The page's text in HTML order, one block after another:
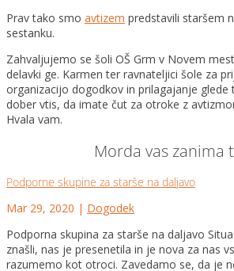
Prav tako smo avtizem predstavili staršem
sestanku.
Zahvaljujemo se šoli OŠ Grm v Novem
delavki ge. Karmen ter ravnateljici šole za
organizacijo dogodkov in prilagajanje glede
dober vtis, da imate čut za otroke z
Hvala vam.
Morda vas zanima
Podporne skupine za starše na daljavo
Mar 29, 2020 | Dogodek
Podporna skupina za starše na daljavo
znašli, nas je presenetila in je nova za nas
razumemo kot otroci. Zavedamo se, da je